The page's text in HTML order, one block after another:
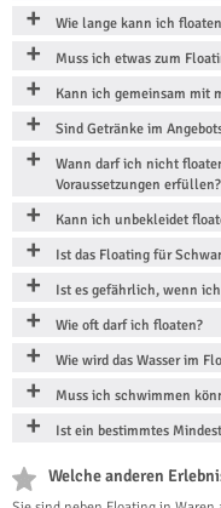
Wie lange kann ich
Muss ich etwas zum
Kann ich gemeinsam mit
Sind Getränke im
Wann darf ich nicht
Voraussetzungen erfüllen?
Kann ich unbekleidet
Ist das Floating für
Ist es gefährlich, wenn
Wie oft darf ich floaten?
Wie wird das Wasser im
Muss ich schwimmen
Ist ein bestimmtes
Welche anderen